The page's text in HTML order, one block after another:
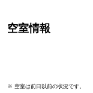
空室情報
※ 空室は前日以前の状況です。